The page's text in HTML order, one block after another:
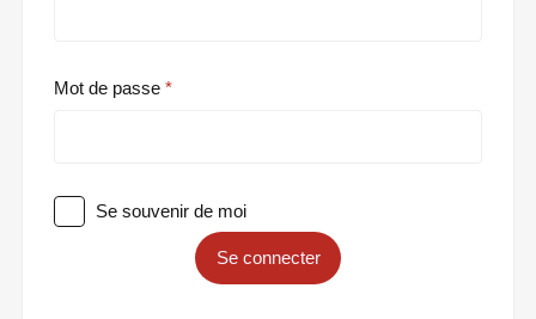
Mot de passe
Se souvenir de moi
Se connecter